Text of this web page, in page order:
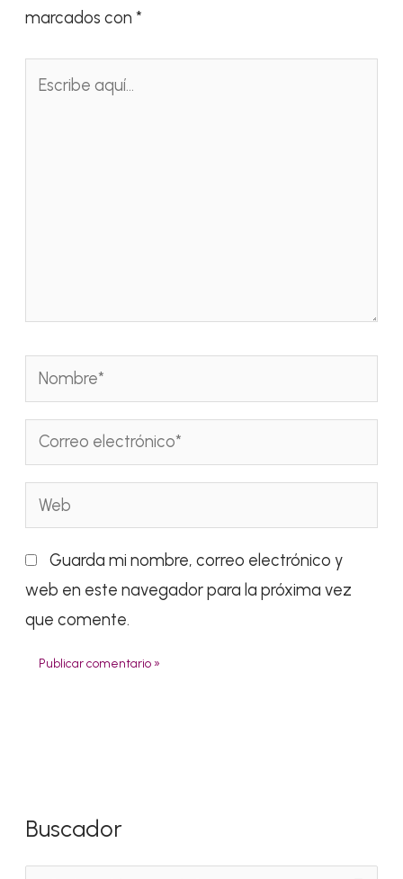
marcados con*
Nombre*
Correo
electrónico*
Web
Guarda mi nombre, correo electrónico y
web en este navegador para la próxima vez
que comente.
Buscador